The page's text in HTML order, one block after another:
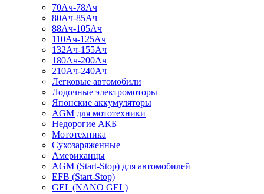
70Ач-78Ач
80Ач-85Ач
88Ач-105Ач
110Ач-125Ач
132Ач-155Ач
180Ач-200Ач
210Ач-240Ач
Легковые автомобили
Лодочные электромоторы
Японские аккумуляторы
AGM для мототехники
Недорогие АКБ
Мототехника
Сухозаряженные
Американцы
AGM (Start-Stop) для автомобилей
EFB (Start-Stop)
GEL (NANO GEL)